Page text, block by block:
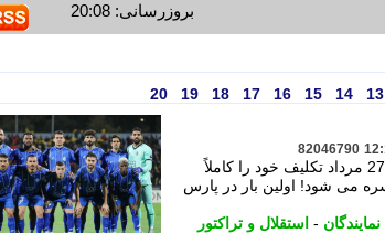
بروزرسانی: 20:08
13
14
15
16
17
18
19
20
82046790
استقلال به عنوان تیم اول ایران در لیگ نخبگان آسیا در روز 27 مرداد تکلیف خود را کاملاً
نوشته تکلیف استقلال 27 مرداد یکسره می شود! اولین بار در پارس
نمایندگان - استقلال و تراکتور